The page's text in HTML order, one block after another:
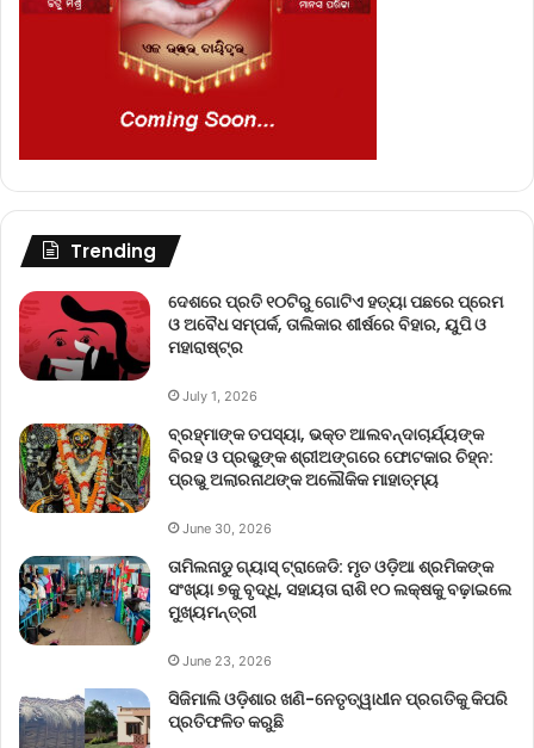
Trending
ଦେଶରେ ପ୍ରତି ୧୦ଟିରୁ ଗୋଟିଏ ହତ୍ୟା ପଛରେ ପ୍ରେମ
ଓ ଅବୈଧ ସମ୍ପର୍କ, ତାଲିକାର ଶୀର୍ଷରେ ବିହାର, ୟୁପି ଓ
ମହାରାଷ୍ଟ୍ର
July 1, 2026
ବ୍ରହ୍ମାଙ୍କ ତପସ୍ୟା, ଭକ୍ତ ଆଲବନ୍ଦାଚାର୍ଯ୍ୟଙ୍କ
ବିରହ ଓ ପ୍ରଭୁଙ୍କ ଶ୍ରୀଅଙ୍ଗରେ ଫୋଟକାର ଚିହ୍ନ:
ପ୍ରଭୁ ଅଲାରନାଥଙ୍କ ଅଲୌକିକ ମାହାତ୍ମ୍ୟ
June 30, 2026
ତାମିଲନାଡୁ ଗ୍ୟାସ୍ ଟ୍ରାଜେଡି: ମୃତ ଓଡ଼ିଆ ଶ୍ରମିକଙ୍କ
ସଂଖ୍ୟା ୭କୁ ବୃଦ୍ଧି, ସହାୟତା ରାଶି ୧୦ ଲକ୍ଷକୁ ବଢ଼ାଇଲେ
ମୁଖ୍ୟମନ୍ତ୍ରୀ
June 23, 2026
ସିଜିମାଲି ଓଡ଼ିଶାର ଖଣି-ନେତୃତ୍ୱାଧୀନ ପ୍ରଗତିକୁ କିପରି
ପ୍ରତିଫଳିତ କରୁଛି